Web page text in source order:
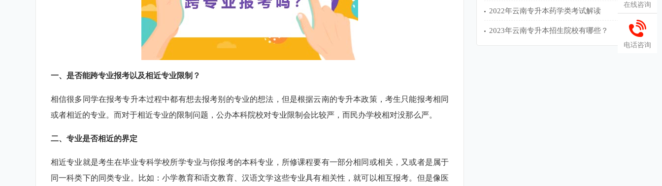
一、是否能跨专业报考以及相近专业限制？
相信很多同学在报考专升本过程中都有想去报考别的专业的想法，但是根据云南的专升本政策，考生只能报考相同
或者相近的专业。而对于相近专业的限制问题，公办本科院校对专业限制会比较严，而民办学校相对没那么严。
二、专业是否相近的界定
相近专业就是考生在毕业专科学校所学专业与你报考的本科专业，所修课程要有一部分相同或相关，又或者是属于
同一科类下的同类专业。比如：小学教育和语文教育、汉语文学这些专业具有相关性，就可以相互报考。但是像医
2022年云南专升本药学类考试解读
2023年云南专升本招生院校有哪些？
在线咨询
电话咨询